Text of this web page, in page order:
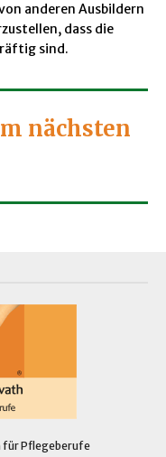
anderen Ausbildern
dass die
sind.
nächsten
für Pflegeberufe